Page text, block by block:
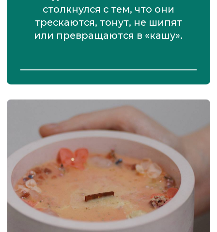
ПРИНЯТЬ УЧАСТИЕ
ИП Журавская Кристина Юрьевна
Политика конфидациальности
Согласие на получение рекламной
рассылки и рекламных материалов
Согласие на публикацию отзывов
Договор публичной оферты
Согласие на обработку персональных данных
все права защищены, 2026
Сведения об образовательной организации
Связаться с нами через e-mail
Телефон: +7 996 105 62 46